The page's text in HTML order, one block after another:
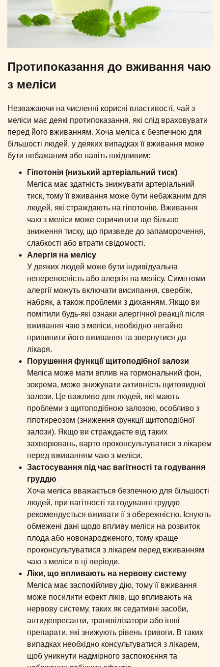
Протипоказання до вживання чаю
з меліси
Незважаючи на численні корисні властивості, чай з
меліси має деякі протипоказання, які слід враховувати
перед його вживанням. Хоча меліса є безпечною для
більшості людей, у деяких випадках її вживання може
бути небажаним або навіть шкідливим:
Гіпотонія (низький артеріальний тиск)
Меліса має здатність знижувати артеріальний
тиск, тому її вживання може бути небажаним для
людей, які страждають на гіпотонію. Вживання
чаю з меліси може спричинити ще більше
зниження тиску, що призведе до запаморочення,
слабкості або втрати свідомості.
Алергія на мелісу
У деяких людей може бути індивідуальна
непереносність або алергія на мелісу. Симптоми
алергії можуть включати висипання, свербіж,
набряк, а також проблеми з диханням. Якщо ви
помітили будь-які ознаки алергічної реакції після
вживання чаю з меліси, необхідно негайно
припинити його вживання та звернутися до
лікаря.
Порушення функції щитоподібної залози
Меліса може мати вплив на гормональний фон,
зокрема, може знижувати активність щитовидної
залози. Це важливо для людей, які мають
проблеми з щитоподібною залозою, особливо з
гіпотиреозом (зниження функції щитоподібної
залози). Якщо ви страждаєте від таких
захворювань, варто проконсультуватися з лікарем
перед вживанням чаю з меліси.
Застосування під час вагітності та годування
груддю
Хоча меліса вважається безпечною для більшості
людей, при вагітності та годуванні груддю
рекомендується вживати її з обережністю. Існують
обмежені дані щодо впливу меліси на розвиток
плода або новонародженого, тому краще
проконсультуватися з лікарем перед вживанням
чаю з меліси в ці періоди.
Ліки, що впливають на нервову систему
Меліса має заспокійливу дію, тому її вживання
може посилити ефект ліків, що впливають на
нервову систему, таких як седативні засоби,
антидепресанти, транквілізатори або інші
препарати, які знижують рівень тривоги. В таких
випадках необхідно консультуватися з лікарем,
щоб уникнути надмірного заспокоєння та